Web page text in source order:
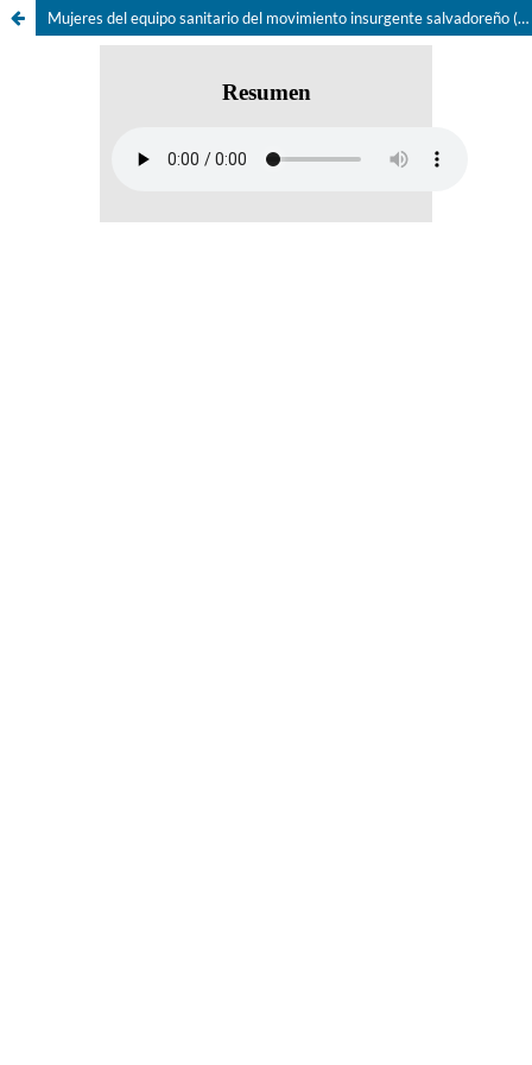
Mujeres del equipo sanitario del movimiento insurgente salvadoreño (1974-1992): vínculos afectivos, sexualidad y disciplina militar